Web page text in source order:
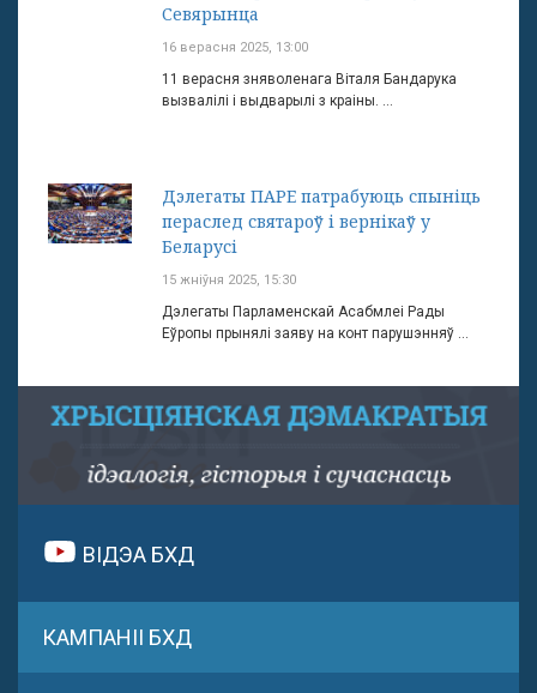
Севярынца
16 верасня 2025, 13:00
11 верасня зняволенага Віталя Бандарука
вызвалілі і выдварылі з краіны. ...
Дэлегаты ПАРЕ патрабуюць спыніць
пераслед святароў і вернікаў у
Беларусі
15 жніўня 2025, 15:30
Дэлегаты Парламенскай Асабмлеі Рады
Еўропы прынялі заяву на конт парушэнняў ...
ВІДЭА БХД
КАМПАНІІ БХД